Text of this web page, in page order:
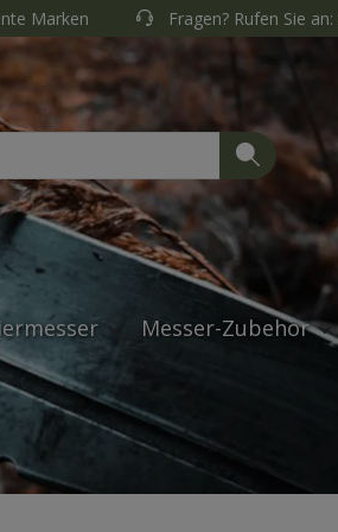
Marken Fragen? Rufen Sie an:
Messer-Zubehör